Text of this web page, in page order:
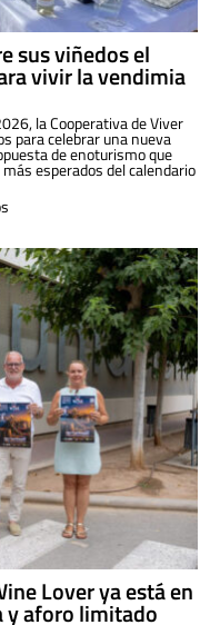
sus viñedos el
vivir la vendimia
la Cooperativa de Viver
para celebrar una nueva
de enoturismo que
esperados del calendario
Lover ya está en
y aforo limitado